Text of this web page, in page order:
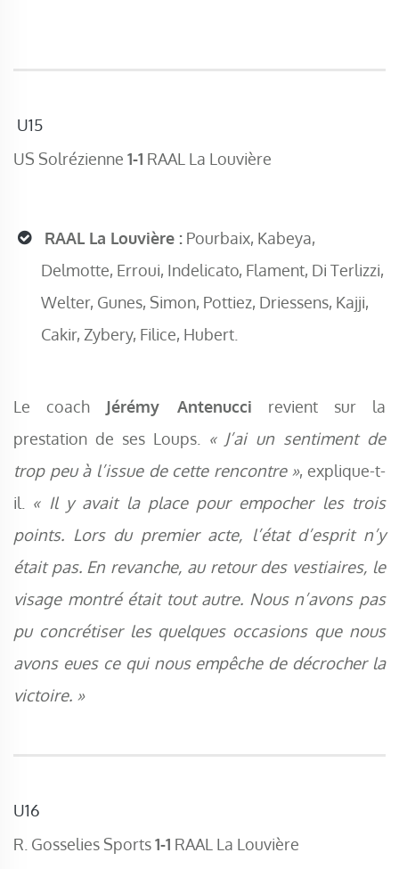
U15
US Solrézienne 1-1 RAAL La Louvière
RAAL La Louvière : Pourbaix, Kabeya,
Delmotte, Erroui, Indelicato, Flament, Di Terlizzi,
Welter, Gunes, Simon, Pottiez, Driessens, Kajji,
Cakir, Zybery, Filice, Hubert.
Le coach Jérémy Antenucci revient sur la
prestation de ses Loups.
« J’ai un sentiment de
trop peu à l’issue de cette rencontre », explique-t-
il. « Il y avait la place pour empocher les trois
points. Lors du premier acte, l’état d’esprit n’y
était pas. En revanche, au retour des vestiaires, le
visage montré était tout autre. Nous n’avons pas
pu concrétiser les quelques occasions que nous
avons eues ce qui nous empêche de décrocher la
victoire. »
U16
R. Gosselies Sports1-1 RAAL La Louvière